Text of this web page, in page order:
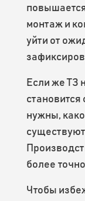
монтаж и
уйти от
Если же ТЗ
нужны,
более
Чтобы